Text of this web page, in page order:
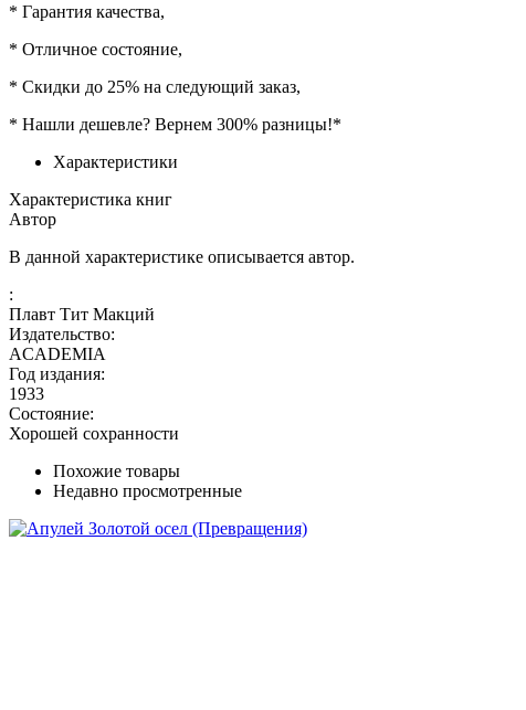
* Гарантия качества,
* Отличное состояние,
* Скидки до 25% на следующий заказ,
* Нашли дешевле? Вернем 300% разницы!*
Характеристики
Характеристика книг
Автор
В данной характеристике описывается автор.
:
Плавт Тит Макций
Издательство:
ACADEMIA
Год издания:
1933
Состояние:
Хорошей сохранности
Похожие товары
Недавно просмотренные